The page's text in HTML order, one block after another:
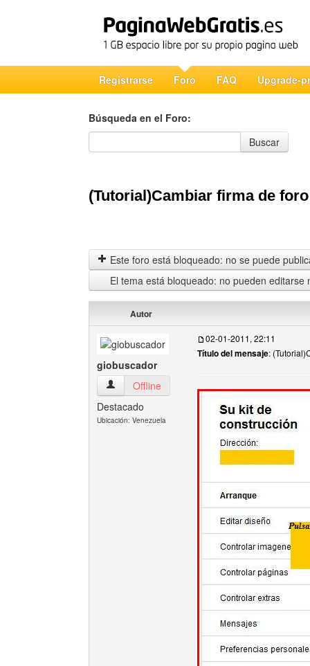
Registrarse Foro FAQ Upgrade-
Búsqueda en el Foro:
Búsqueda en el Foro
Buscar
(Tutorial)Cambiar firma de foro
Este foro está bloqueado: no se puede
El tema está bloqueado: no pueden editarse
Autor
giobuscador
giobuscador Ver perfil del usuario
Offline
Destacado
Ubicación: Venezuela
02-01-2011, 22:11
Título del mensaje: